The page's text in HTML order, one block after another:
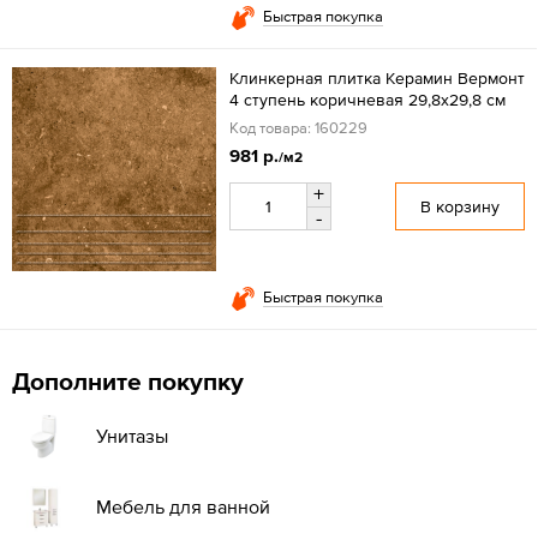
Быстрая покупка
Клинкерная плитка Керамин Вермонт
4 ступень коричневая 29,8х29,8 см
Код товара: 160229
981 р./м2
+
-
В корзину
Быстрая покупка
Дополните покупку
Унитазы
Мебель для ванной